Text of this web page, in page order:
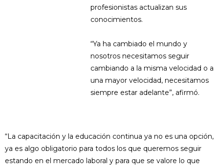
profesionistas actualizan sus
conocimientos.
“Ya ha cambiado el mundo y
nosotros necesitamos seguir
cambiando a la misma velocidad o a
una mayor velocidad, necesitamos
siempre estar adelante”, afirmó.
“La capacitación y la educación continua ya no es una opción,
ya es algo obligatorio para todos los que queremos seguir
estando en el mercado laboral y para que se valore lo que